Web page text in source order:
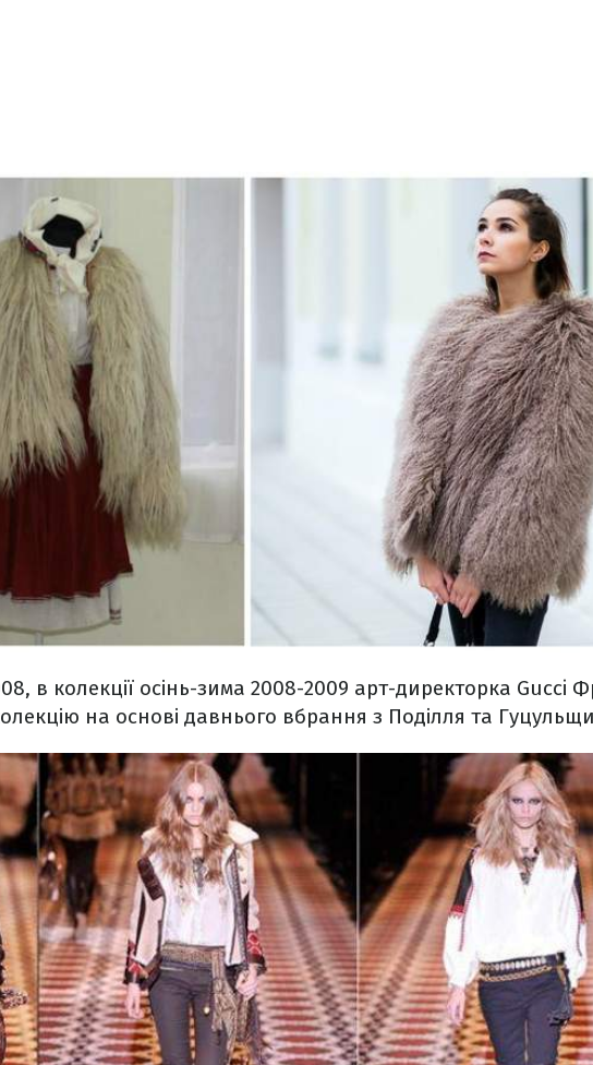
в колекції осінь-зима 2008-2009 арт-директорка Gucci
на основі давнього вбрання з Поділля та